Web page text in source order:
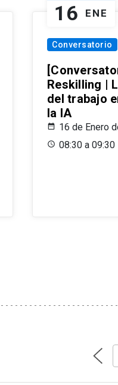
16 ENE
Conversatorio
Reskilling |
del trabajo
la IA
16 de Enero
08:30 a 09:30